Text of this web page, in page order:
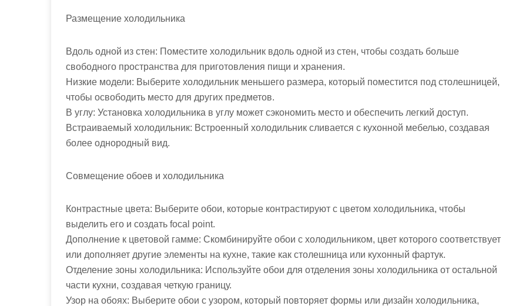
Размещение холодильника
Вдоль одной из стен: Поместите холодильник вдоль одной из стен, чтобы создать больше
свободного пространства для приготовления пищи и хранения.
Низкие модели: Выберите холодильник меньшего размера, который поместится под столешницей,
чтобы освободить место для других предметов.
В углу: Установка холодильника в углу может сэкономить место и обеспечить легкий доступ.
Встраиваемый холодильник: Встроенный холодильник сливается с кухонной мебелью, создавая
более однородный вид.
Совмещение обоев и холодильника
Контрастные цвета: Выберите обои, которые контрастируют с цветом холодильника, чтобы
выделить его и создать focal point.
Дополнение к цветовой гамме: Скомбинируйте обои с холодильником, цвет которого соответствует
или дополняет другие элементы на кухне, такие как столешница или кухонный фартук.
Отделение зоны холодильника: Используйте обои для отделения зоны холодильника от остальной
части кухни, создавая четкую границу.
Узор на обоях: Выберите обои с узором, который повторяет формы или дизайн холодильника,